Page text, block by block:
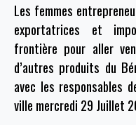
Les femmes
exportatrices et
frontière pour aller
d’autres produits du
avec les responsables
ville mercredi 29 Juillet